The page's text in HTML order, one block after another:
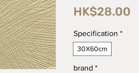
HK$28.00
Specification *
30X60cm
brand *